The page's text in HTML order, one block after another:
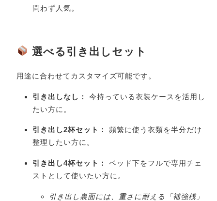
問わず人気。
選べる引き出しセット
用途に合わせてカスタマイズ可能です。
引き出しなし：
今持っている衣装ケースを活用し
たい方に。
引き出し2杯セット：
頻繁に使う衣類を半分だけ
整理したい方に。
引き出し4杯セット：
ベッド下をフルで専用チェ
ストとして使いたい方に。
引き出し裏面には、重さに耐える「補強桟」